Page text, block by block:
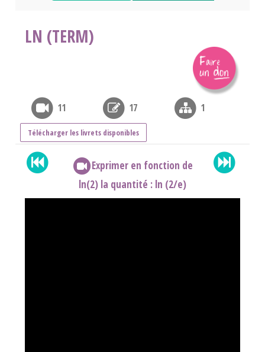
LN (TERM)
11 17 1
Télécharger les livrets disponibles
Exprimer en fonction de
ln(2) la quantité : ln (2/e)